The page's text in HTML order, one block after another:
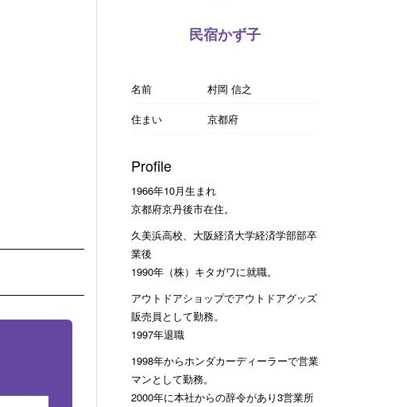
民宿かず子
名前
村岡 信之
住まい
京都府
Profile
1966年10月生まれ
京都府京丹後市在住。
久美浜高校、大阪経済大学経済学部部卒
業後
1990年（株）キタガワに就職。
アウトドアショップでアウトドアグッズ
販売員として勤務。
1997年退職
1998年からホンダカーディーラーで営業
マンとして勤務。
2000年に本社からの辞令があり3営業所